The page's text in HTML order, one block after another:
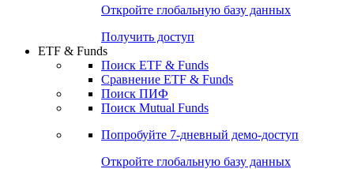
Откройте глобальную базу данных
Получить доступ
ETF & Funds
Поиск ETF & Funds
Сравнение ETF & Funds
Поиск ПИФ
Поиск Mutual Funds
Попробуйте 7-дневный демо-доступ
Откройте глобальную базу данных